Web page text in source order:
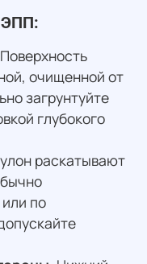
ЭПП:
Поверхность
очищенной от
загрунтуйте
глубокого
раскатывают
по